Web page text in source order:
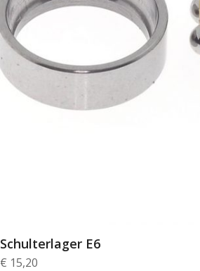
Schulterlager E6
€ 15,20